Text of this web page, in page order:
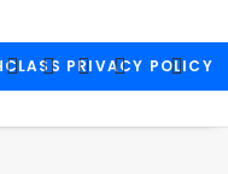
PRIVACY POLICY